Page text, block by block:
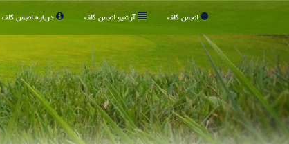
انجمن گلف آرشیو انجمن گلف درباره انجمن گلف